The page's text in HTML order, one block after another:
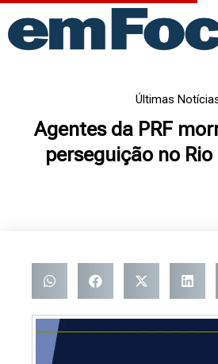
para
Últimas
Agentes da PRF
perseguição no